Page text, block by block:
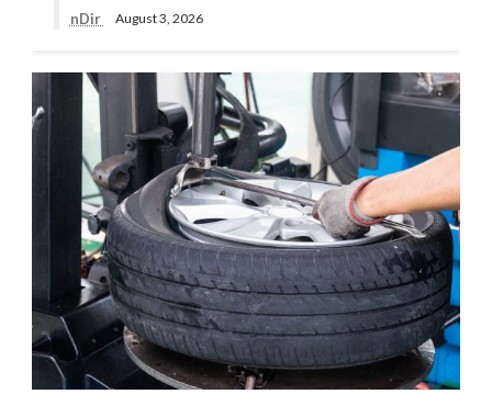
nDir August 3, 2026